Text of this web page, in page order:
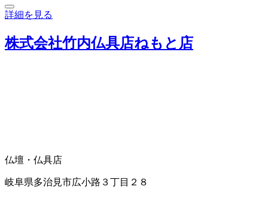
詳細を見る
株式会社竹内仏具店ねもと店
仏壇・仏具店
岐阜県多治見市広小路３丁目２８